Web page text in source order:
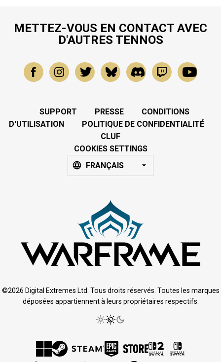
METTEZ-VOUS EN CONTACT AVEC
D'AUTRES TENNOS
SUPPORT PRESSE
CONDITIONS
D'UTILISATION
POLITIQUE DE CONFIDENTIALITÉ
CLUF
COOKIES SETTINGS
FRANÇAIS
©2026 Digital Extremes Ltd. Tous droits réservés. Toutes les marques
déposées appartiennent à leurs propriétaires respectifs.